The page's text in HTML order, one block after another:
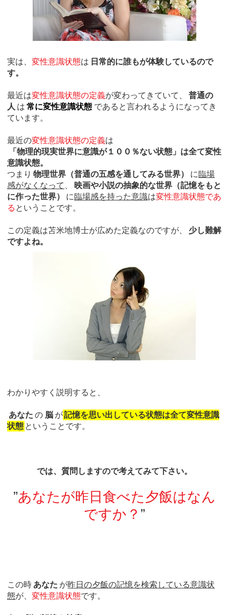
実は、 変性意識状態は 日常的に誰もが体験しているので
す。
最近は変性意識状態の定義が変わってきていて、
普通の
人 は 常に変性意識状態 であると言われるようになってき
ています。
最近の変性意識状態の定義は
「物理的現実世界に意識が１００％ない状態」は全て変性
意識状態。
つまり 物理世界（普通の五感を通してみる世界） に臨場
感がなくなって
映画や小説の抽象的な世界（記憶をもと
に作った世界）
に臨場感を持った意識は変性意識状態であ
る ということです。
この定義は苫米地博士が広めた定義なのですが、
少し難解
ですよね。
わかりやすく説明すると、
あなた の 脳 が記憶を思い出している状態は全て変性意識
状態 ということです。
では、質問しますので考えてみて下さい。
”あなたが昨日食べた夕飯はなん
ですか？ ”
この時 あなた が昨日の夕飯の記憶を検索している意識状
態が、 変性意識状態です。